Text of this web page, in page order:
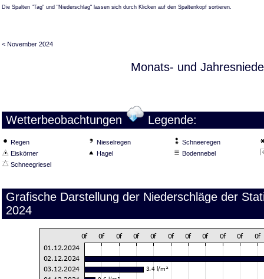
Die Spalten "Tag" und "Niederschlag" lassen sich durch Klicken auf den Spaltenkopf sortieren.
< November 2024
Monats- und
Wetterbeobachtungen Legende:
Regen Nieselregen
Schneeregen
Eiskörner
Hagel
Bodennebel
Schneegriesel
Grafische Darstellung der Niederschläge der
2024